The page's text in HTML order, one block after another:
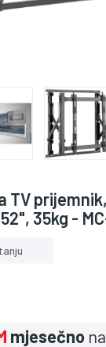
TV
35kg -
mjesečno